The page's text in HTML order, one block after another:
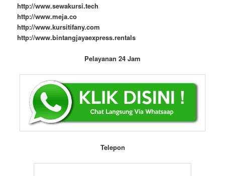
http://www.sewakursi.tech
http://www.meja.co
http://www.kursitifany.com
http://www.bintangjayaexpress.rentals
Pelayanan 24 Jam
Telepon